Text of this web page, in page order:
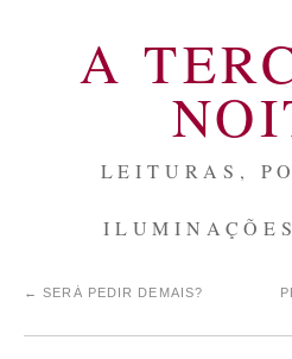
A
LEITURAS,
← SERÁ PEDIR DEMAIS?